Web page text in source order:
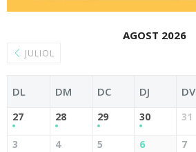
JULIOL
AGOST 2026
DL DM DC DJ DV
27 28 29 30 31
3 4 5 6 7